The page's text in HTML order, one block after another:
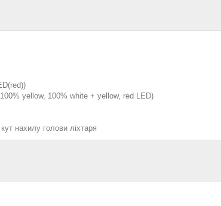
yellow, 100% white + yellow, red LED)
нахилу голови ліхтаря